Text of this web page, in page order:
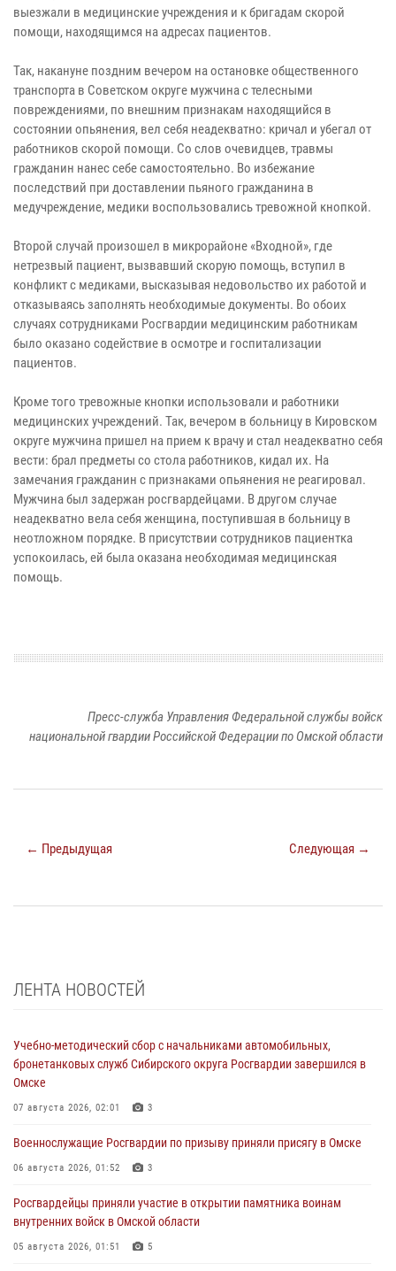
выезжали в медицинские учреждения и к бригадам скорой
помощи, находящимся на адресах пациентов.
Так, накануне поздним вечером на остановке общественного
транспорта в Советском округе мужчина с телесными
повреждениями, по внешним признакам находящийся в
состоянии опьянения, вел себя неадекватно: кричал и убегал от
работников скорой помощи. Со слов очевидцев, травмы
гражданин нанес себе самостоятельно. Во избежание
последствий при доставлении пьяного гражданина в
медучреждение, медики воспользовались тревожной кнопкой.
Второй случай произошел в микрорайоне «Входной», где
нетрезвый пациент, вызвавший скорую помощь, вступил в
конфликт с медиками, высказывая недовольство их работой и
отказываясь заполнять необходимые документы. Во обоих
случаях сотрудниками Росгвардии медицинским работникам
было оказано содействие в осмотре и госпитализации
пациентов.
Кроме того тревожные кнопки использовали и работники
медицинских учреждений. Так, вечером в больницу в Кировском
округе мужчина пришел на прием к врачу и стал неадекватно себя
вести: брал предметы со стола работников, кидал их. На
замечания гражданин с признаками опьянения не реагировал.
Мужчина был задержан росгвардейцами. В другом случае
неадекватно вела себя женщина, поступившая в больницу в
неотложном порядке. В присутствии сотрудников пациентка
успокоилась, ей была оказана необходимая медицинская
помощь.
Пресс-служба Управления Федеральной службы войск
национальной гвардии Российской Федерации по Омской области
← Предыдущая Следующая →
ЛЕНТА НОВОСТЕЙ
Учебно-методический сбор с начальниками автомобильных,
бронетанковых служб Сибирского округа Росгвардии завершился в
Омске
07 августа 2026, 02:01 3
Военнослужащие Росгвардии по призыву приняли присягу в Омске
06 августа 2026, 01:52 3
Росгвардейцы приняли участие в открытии памятника воинам
внутренних войск в Омской области
05 августа 2026, 01:51 5